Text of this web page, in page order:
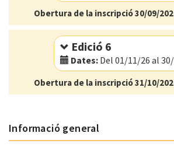
Modalitat:Online
Idioma:Català
Obertura de la inscripció 30/09/
Edició 6
Dates:Del 01/11/26 al
Modalitat:Online
Idioma:Català
Obertura de la inscripció 31/10/
Informació general